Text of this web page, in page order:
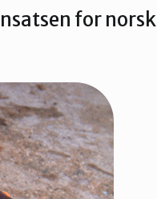
for norsk